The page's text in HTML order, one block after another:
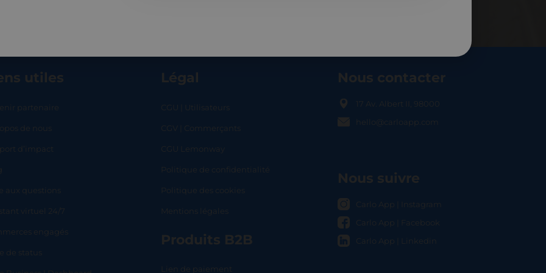
utiles
partenaire
de nous
d’impact
aux questions
virtuel 24/7
engagés
de status
Légal
CGU | Utilisateurs
CGV | Commerçants
CGU Lemonway
Politique de confidentialité
Politique des cookies
Mentions légales
Produits B2B
Lien de paiement
Nous contacter
17 Av. Albert II, 98000
hello@carloapp.com
Nous suivre
Carlo App | Instagram
Carlo App | Facebook
Carlo App | Linkedin
SHOPLOCAL